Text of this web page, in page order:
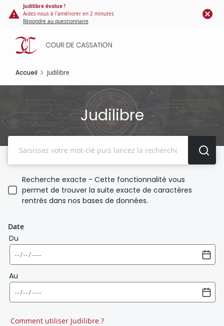
Panneau de gestion des cookies
contenu
principal
Judilibre évolue !
Aidez-nous à l'améliorer en 2 minutes
Répondre au questionnaire
Accueil Judilibre
Judilibre
Recherche exacte - Cette fonctionnalité vous
permet de trouver la suite exacte de caractères
rentrés dans nos bases de données.
Date
Du
Au
Comment utiliser Judilibre ?